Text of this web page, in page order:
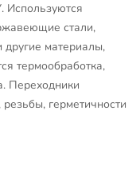
Используются
стали,
материалы,
термообработка,
Переходники
герметичности